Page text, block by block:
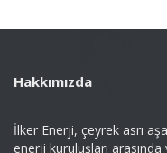
Hakkımızda
İlker Enerji, çeyrek asrı
enerji kuruluşları